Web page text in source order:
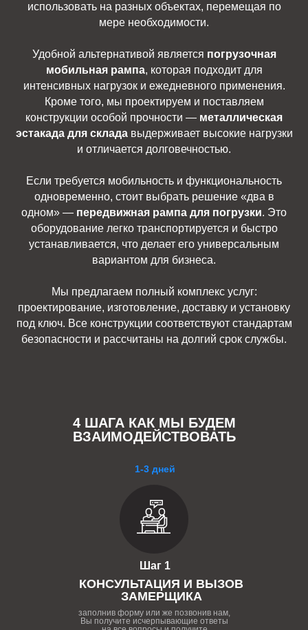
использовать на разных объектах, перемещая по
мере необходимости.
Удобной альтернативой является погрузочная
мобильная рампа, которая подходит для
интенсивных нагрузок и ежедневного применения.
Кроме того, мы проектируем и поставляем
конструкции особой прочности — металлическая
эстакада для складавыдерживает высокие нагрузки
и отличается долговечностью.
Если требуется мобильность и функциональность
одновременно, стоит выбрать решение «два в
одном» — передвижная рампа для погрузки. Это
оборудование легко транспортируется и быстро
устанавливается, что делает его универсальным
вариантом для бизнеса.
Мы предлагаем полный комплекс услуг:
проектирование, изготовление, доставку и установку
под ключ. Все конструкции соответствуют стандартам
безопасности и рассчитаны на долгий срок службы.
4 ШАГА КАК МЫ БУДЕМ
ВЗАИМОДЕЙСТВОВАТЬ
1-3 дней
Шаг 1
КОНСУЛЬТАЦИЯ И ВЫЗОВ
ЗАМЕРЩИКА
заполнив форму или же позвонив нам,
Вы получите исчерпывающие ответы